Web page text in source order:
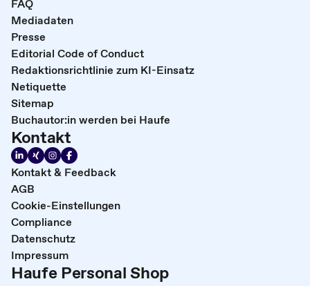
FAQ
Mediadaten
Presse
Editorial Code of Conduct
Redaktionsrichtlinie zum KI-Einsatz
Netiquette
Sitemap
Buchautor:in werden bei Haufe
Kontakt
Kontakt & Feedback
AGB
Cookie-Einstellungen
Compliance
Datenschutz
Impressum
Haufe Personal Shop